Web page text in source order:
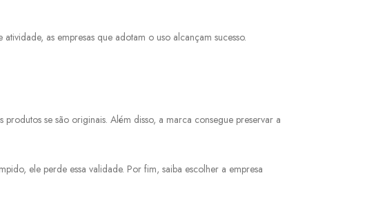
as empresas que adotam o uso alcançam sucesso.
se são originais. Além disso, a marca consegue preservar a
ele perde essa validade. Por fim, saiba escolher a empresa